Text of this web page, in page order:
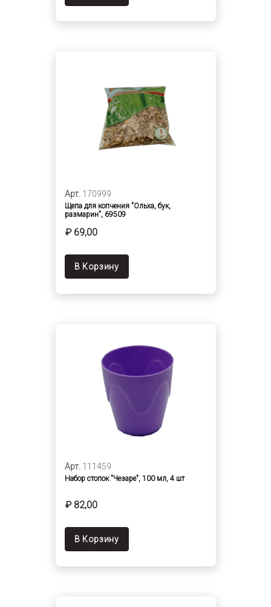
Арт. 170999
Щепа для копчения "Ольха, бук,
размарин", 69509
₽ 69,00
В Корзину
Арт. 111459
Набор стопок "Чезаре", 100 мл, 4 шт
₽ 82,00
В Корзину